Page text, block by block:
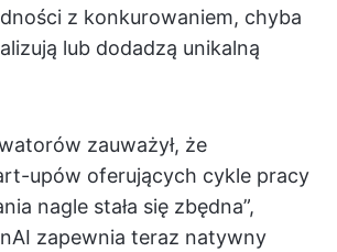
z konkurowaniem, chyba
lub dodadzą unikalną
zauważył, że
upów oferujących cykle pracy
nagle stała się zbędna”,
zapewnia teraz natywny